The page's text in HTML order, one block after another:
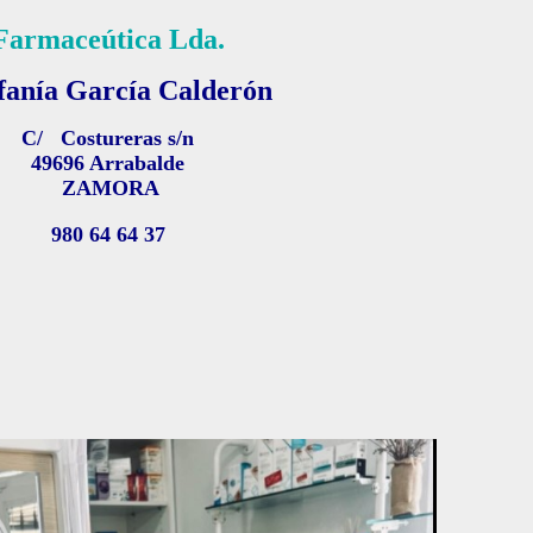
Lda.
García Calderón
C/ Costureras s/n
49696 Arrabalde
ZAMORA
980 64 64 37